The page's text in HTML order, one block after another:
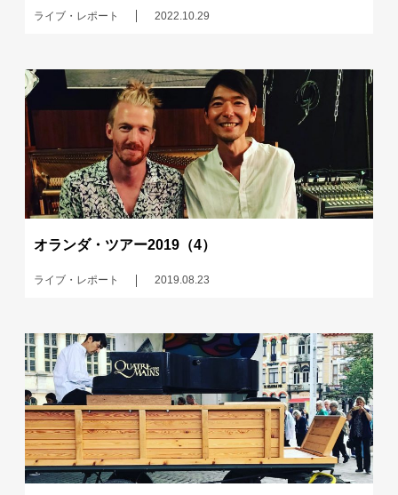
ライブ・レポート 2022.10.29
オランダ・ツアー2019（4）
ライブ・レポート 2019.08.23